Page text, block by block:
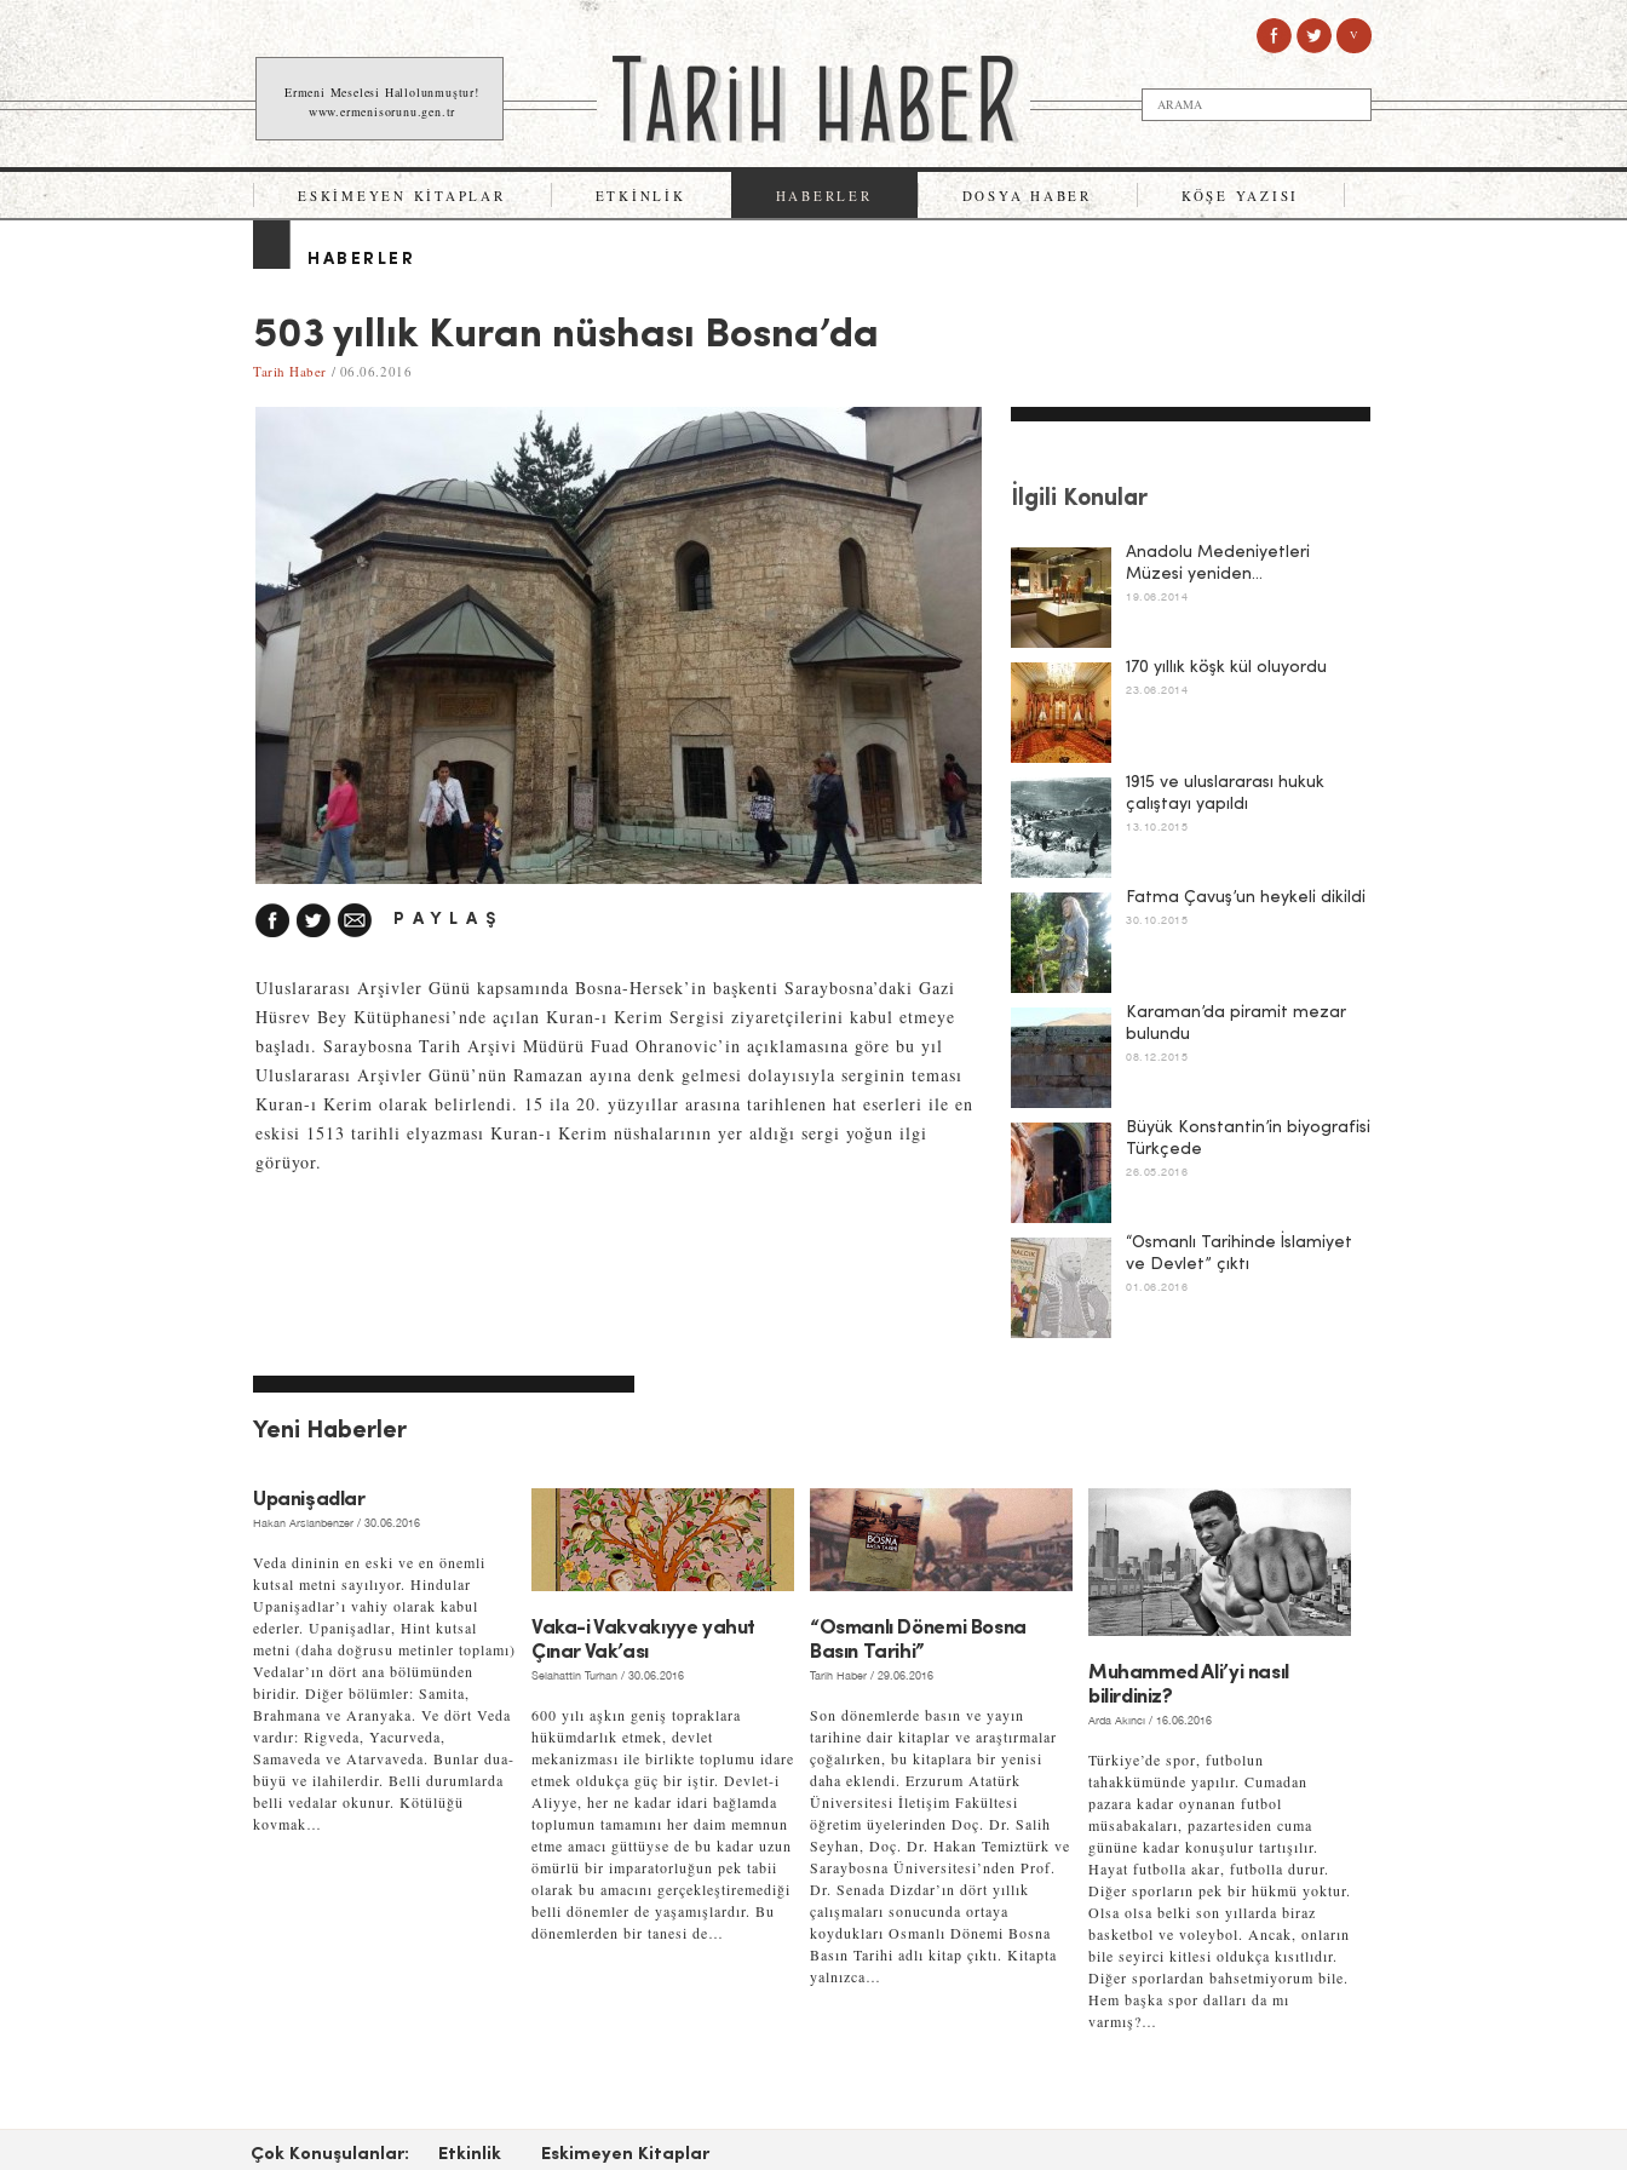
V
Ermeni Meselesi Hallolunmuştur!
www.ermenisorunu.gen.tr
ESKIMEYEN KITAPLAR ETKINLIK HABERLER DOSYA HABER KÖŞE YAZISI
HABERLER
503 yıllık Kuran nüshası Bosna’da
Tarih Haber / 06.06.2016
PAYLAŞ
Uluslararası Arşivler Günü kapsamında Bosna-Hersek’in başkenti Saraybosna’daki Gazi
Hüsrev Bey Kütüphanesi’nde açılan Kuran-ı Kerim Sergisi ziyaretçilerini kabul etmeye
başladı. Saraybosna Tarih Arşivi Müdürü Fuad Ohranovic’in açıklamasına göre bu yıl
Uluslararası Arşivler Günü’nün Ramazan ayına denk gelmesi dolayısıyla serginin teması
Kuran-ı Kerim olarak belirlendi. 15 ila 20. yüzyıllar arasına tarihlenen hat eserleri ile en
eskisi 1513 tarihli elyazması Kuran-ı Kerim nüshalarının yer aldığı sergi yoğun ilgi
görüyor.
İlgili Konular
Anadolu Medeniyetleri
Müzesi yeniden…
19.06.2014
170 yıllık köşk kül oluyordu
23.06.2014
1915 ve uluslararası hukuk
çalıştayı yapıldı
13.10.2015
Fatma Çavuş’un heykeli dikildi
30.10.2015
Karaman’da piramit mezar
bulundu
08.12.2015
Büyük Konstantin’in biyografisi
Türkçede
26.05.2016
“Osmanlı Tarihinde İslamiyet
ve Devlet” çıktı
01.06.2016
Yeni Haberler
Upanişadlar
Hakan Arslanbenzer / 30.06.2016
Veda dininin en eski ve en önemli
kutsal metni sayılıyor. Hindular
Upanişadlar’ı vahiy olarak kabul
ederler. Upanişadlar, Hint kutsal
metni (daha doğrusu metinler toplamı)
Vedalar’ın dört ana bölümünden
biridir. Diğer bölümler: Samita,
Brahmana ve Aranyaka. Ve dört Veda
vardır: Rigveda, Yacurveda,
Samaveda ve Atarvaveda. Bunlar dua-
büyü ve ilahilerdir. Belli durumlarda
belli vedalar okunur. Kötülüğü
kovmak…
Vaka-i Vakvakıyye yahut
Çınar Vak’ası
Selahattin Turhan / 30.06.2016
600 yılı aşkın geniş topraklara
hükümdarlık etmek, devlet
mekanizması ile birlikte toplumu idare
etmek oldukça güç bir iştir. Devlet-i
Aliyye, her ne kadar idari bağlamda
toplumun tamamını her daim memnun
etme amacı güttüyse de bu kadar uzun
ömürlü bir imparatorluğun pek tabii
olarak bu amacını gerçekleştiremediği
belli dönemler de yaşamışlardır. Bu
dönemlerden bir tanesi de…
“Osmanlı Dönemi Bosna
Basın Tarihi”
Tarih Haber / 29.06.2016
Son dönemlerde basın ve yayın
tarihine dair kitaplar ve araştırmalar
çoğalırken, bu kitaplara bir yenisi
daha eklendi. Erzurum Atatürk
Üniversitesi İletişim Fakültesi
öğretim üyelerinden Doç. Dr. Salih
Seyhan, Doç. Dr. Hakan Temiztürk ve
Saraybosna Üniversitesi’nden Prof.
Dr. Senada Dizdar’ın dört yıllık
çalışmaları sonucunda ortaya
koydukları Osmanlı Dönemi Bosna
Basın Tarihi adlı kitap çıktı. Kitapta
yalnızca…
Muhammed Ali’yi nasıl
bilirdiniz?
Arda Akıncı / 16.06.2016
Türkiye’de spor, futbolun
tahakkümünde yapılır. Cumadan
pazara kadar oynanan futbol
müsabakaları, pazartesiden cuma
gününe kadar konuşulur tartışılır.
Hayat futbolla akar, futbolla durur.
Diğer sporların pek bir hükmü yoktur.
Olsa olsa belki son yıllarda biraz
basketbol ve voleybol. Ancak, onların
bile seyirci kitlesi oldukça kısıtlıdır.
Diğer sporlardan bahsetmiyorum bile.
Hem başka spor dalları da mı
varmış?…
Çok Konuşulanlar: Etkinlik Eskimeyen Kitaplar